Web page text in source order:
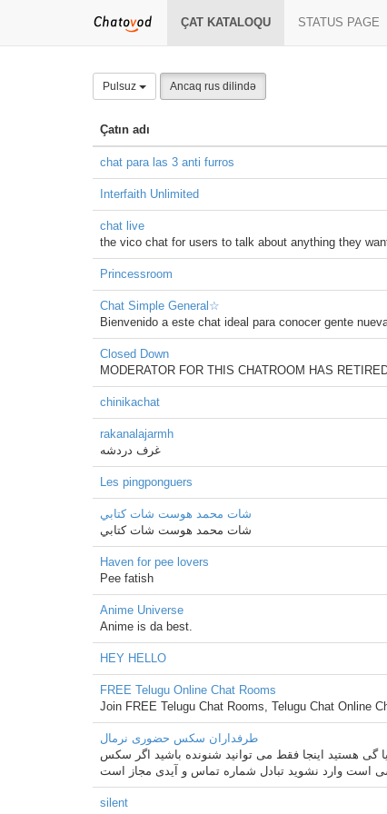
ÇAT KATALOQU STATUS PAGE
Pulsuz Ancaq rus dilində
Çatın adı
chat para las 3 anti furros
Interfaith Unlimited
chat live
the vico chat for users to talk about anything they
Princessroom
Chat Simple General☆
Bienvenido a este chat ideal para conocer gente
Closed Down
MODERATOR FOR THIS CHATROOM HAS
chinikachat
rakanalajarmh
غرف دردشه
Les pingponguers
شات محمد هوست شات كتابي
شات محمد هوست شات كتابي
Haven for pee lovers
Pee fatish
Anime Universe
Anime is da best.
HEY HELLO
FREE Telugu Online Chat Rooms
Join FREE Telugu Chat Rooms, Telugu Chat Online
طرفداران سکس حضوری نرمال
گی هستید اینجا فقط می توانید شنونده باشید اگر سکس
است وارد نشوید تبادل شماره تماس و آیدی مجاز است
silent